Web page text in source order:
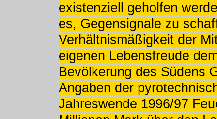
existenziell geholfen
es, Gegensignale zu
Verhältnismäßigkeit der
eigenen Lebensfreude
Bevölkerung des Südens
Angaben der
Jahreswende 1996/97